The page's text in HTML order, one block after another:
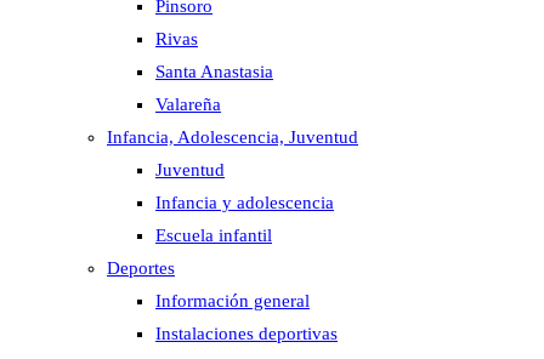
Pinsoro
Rivas
Santa Anastasia
Valareña
Infancia, Adolescencia, Juventud
Juventud
Infancia y adolescencia
Escuela infantil
Deportes
Información general
Instalaciones deportivas